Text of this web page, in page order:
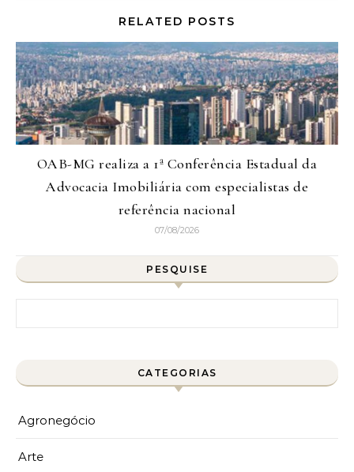
RELATED POSTS
OAB-MG realiza a 1ª Conferência Estadual da
Advocacia Imobiliária com especialistas de
referência nacional
07/08/2026
PESQUISE
CATEGORIAS
Agronegócio
Arte